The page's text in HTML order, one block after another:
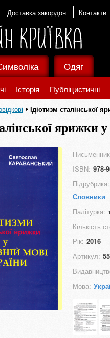
Доставка закордон Контакти
Історія Публіцистичні
Одяг
Ідіотизм сталінської
ярижки
ISBN: 978-
Підрубрика:
Словники
Палітурка:
Кількість
Рік: 2016
Артикул:
Мова: